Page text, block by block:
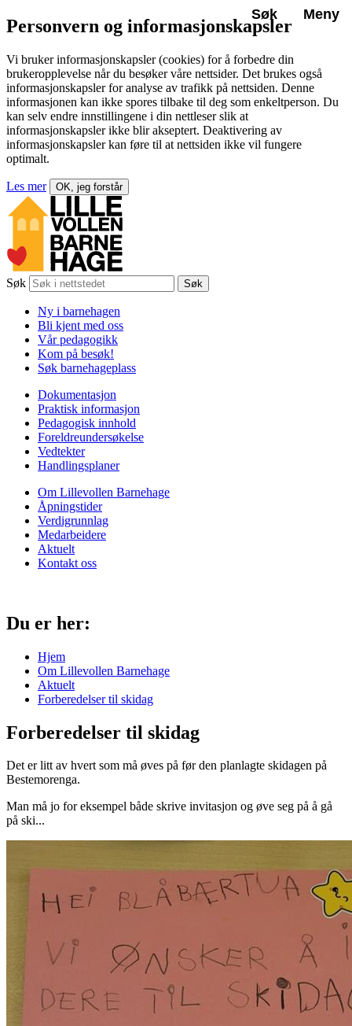
Personvern og informasjonskapsler
Vi bruker informasjonskapsler (cookies) for å forbedre din
brukeropplevelse når du besøker våre nettsider. Det brukes også
informasjonskapsler for analyse av trafikk på nettsiden. Denne
informasjonen kan ikke spores tilbake til deg som enkeltperson. Du
kan selv endre innstillingene i din nettleser slik at
informasjonskapsler ikke blir akseptert. Deaktivering av
informasjonskapsler kan føre til at nettsiden ikke vil fungere
optimalt.
Les mer OK, jeg forstår
Søk
Søk Søk
Meny
Ny i barnehagen
Bli kjent med oss
Vår pedagogikk
Kom på besøk!
Søk barnehageplass
Dokumentasjon
Praktisk informasjon
Pedagogisk innhold
Foreldreundersøkelse
Vedtekter
Handlingsplaner
Om Lillevollen Barnehage
Åpningstider
Verdigrunnlag
Medarbeidere
Aktuelt
Kontakt oss
Du er her:
Hjem
Om Lillevollen Barnehage
Aktuelt
Forberedelser til skidag
Forberedelser til skidag
Det er litt av hvert som må øves på før den planlagte skidagen på
Bestemorenga.
Man må jo for eksempel både skrive invitasjon og øve seg på å gå
på ski...